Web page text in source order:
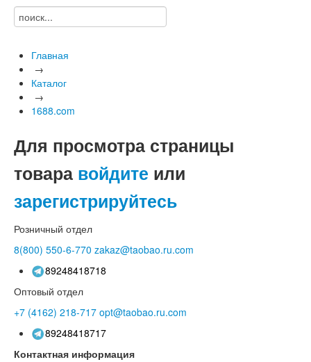
Главная
→
Каталог
→
1688.com
Для просмотра страницы
товара войдите или
зарегистрируйтесь
Розничный отдел
8(800) 550-6-770 zakaz@taobao.ru.com
89248418718
Оптовый отдел
+7 (4162) 218-717 opt@taobao.ru.com
89248418717
Контактная информация